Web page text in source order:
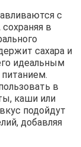
с
в
сахара и
идеальным
в
каши или
подойдут
добавляя